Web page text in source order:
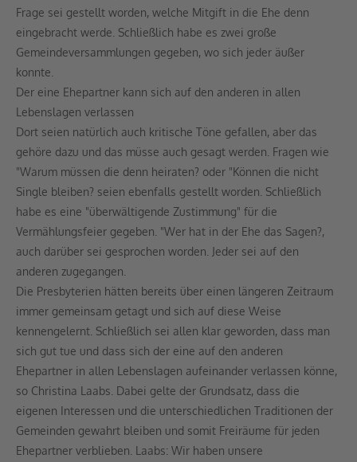
Frage sei gestellt worden, welche Mitgift in die Ehe denn
eingebracht werde. Schließlich habe es zwei große
Gemeindeversammlungen gegeben, wo sich jeder äußer
konnte.
Der eine Ehepartner kann sich auf den anderen in allen
Lebenslagen verlassen
Dort seien natürlich auch kritische Töne gefallen, aber das
gehöre dazu und das müsse auch gesagt werden. Fragen wie
"Warum müssen die denn heiraten? oder "Können die nicht
Single bleiben? seien ebenfalls gestellt worden. Schließlich
habe es eine "überwältigende Zustimmung" für die
Vermählungsfeier gegeben. "Wer hat in der Ehe das Sagen?,
auch darüber sei gesprochen worden. Jeder sei auf den
anderen zugegangen.
Die Presbyterien hätten bereits über einen längeren Zeitraum
immer gemeinsam getagt und sich auf diese Weise
kennengelernt. Schließlich sei allen klar geworden, dass man
sich gut tue und dass sich der eine auf den anderen
Ehepartner in allen Lebenslagen aufeinander verlassen könne,
so Christina Laabs. Dabei gelte der Grundsatz, dass die
eigenen Interessen und die unterschiedlichen Traditionen der
Gemeinden gewahrt bleiben und somit Freiräume für jeden
Ehepartner verblieben. Laabs: Wir haben unsere